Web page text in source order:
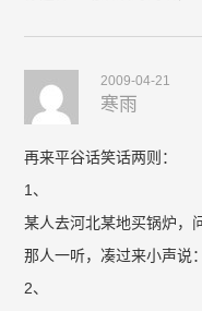
2009-04-21
寒雨
再来平谷话笑话两则：
1、
某人去河北某地买锅炉，
那人一听，凑过来小声说
2、